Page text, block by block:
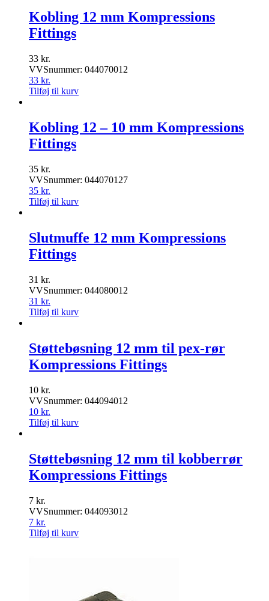
Kobling 12 mm Kompressions
Fittings
33 kr.
VVSnummer: 044070012
33 kr.
Tilføj til kurv
Kobling 12 – 10 mm Kompressions
Fittings
35 kr.
VVSnummer: 044070127
35 kr.
Tilføj til kurv
Slutmuffe 12 mm Kompressions
Fittings
31 kr.
VVSnummer: 044080012
31 kr.
Tilføj til kurv
Støttebøsning 12 mm til pex-rør
Kompressions Fittings
10 kr.
VVSnummer: 044094012
10 kr.
Tilføj til kurv
Støttebøsning 12 mm til kobberrør
Kompressions Fittings
7 kr.
VVSnummer: 044093012
7 kr.
Tilføj til kurv